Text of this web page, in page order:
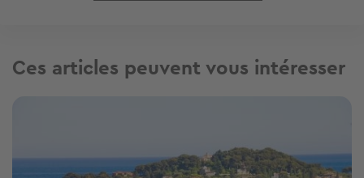
Ces articles peuvent vous intéresser